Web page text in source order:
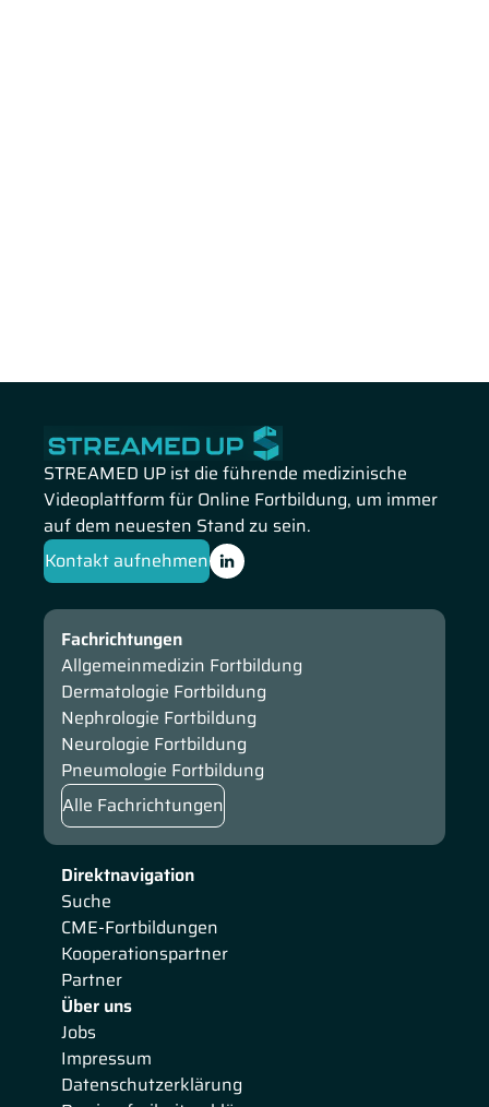
STREAMED UP ist die führende medizinische
Videoplattform für Online Fortbildung, um immer
auf dem neuesten Stand zu sein.
Kontakt aufnehmen
Direktnavigation
Suche
CME-Fortbildungen
Kooperationspartner
Partner
Über uns
Jobs
Impressum
Datenschutzerklärung
Fachrichtungen
Allgemeinmedizin Fortbildung
Dermatologie Fortbildung
Nephrologie Fortbildung
Neurologie Fortbildung
Pneumologie Fortbildung
Alle Fachrichtungen